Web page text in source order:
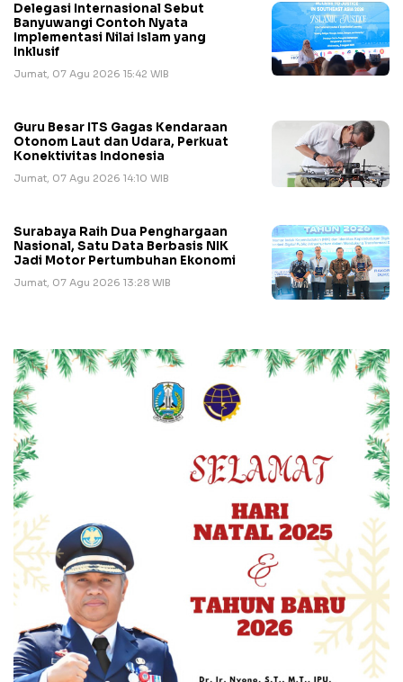
Delegasi Internasional Sebut
Banyuwangi Contoh Nyata
Implementasi Nilai Islam yang
Inklusif
Jumat, 07 Agu 2026 15:42 WIB
Guru Besar ITS Gagas Kendaraan
Otonom Laut dan Udara, Perkuat
Konektivitas Indonesia
Jumat, 07 Agu 2026 14:10 WIB
Surabaya Raih Dua Penghargaan
Nasional, Satu Data Berbasis NIK
Jadi Motor Pertumbuhan Ekonomi
Jumat, 07 Agu 2026 13:28 WIB